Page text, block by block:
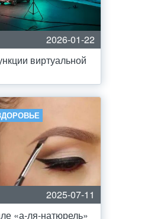
2026-01-22
виртуальной
2025-07-11
«а-ля-натюрель»